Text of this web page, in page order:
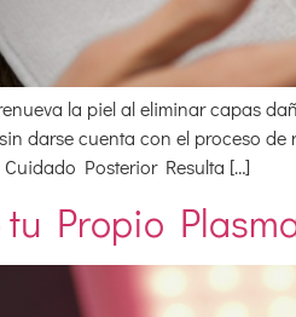
la piel al eliminar capas
darse cuenta con el proceso
Posterior Resulta […]
tu Propio